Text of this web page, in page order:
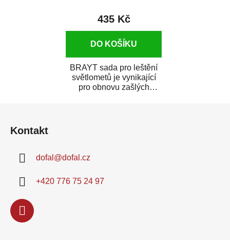
435 Kč
DO KOŠÍKU
BRAYT sada pro leštění
světlometů je vynikající
pro obnovu zašlých
Kontakt
dofal @dofal.cz
+420 776 75 24 97